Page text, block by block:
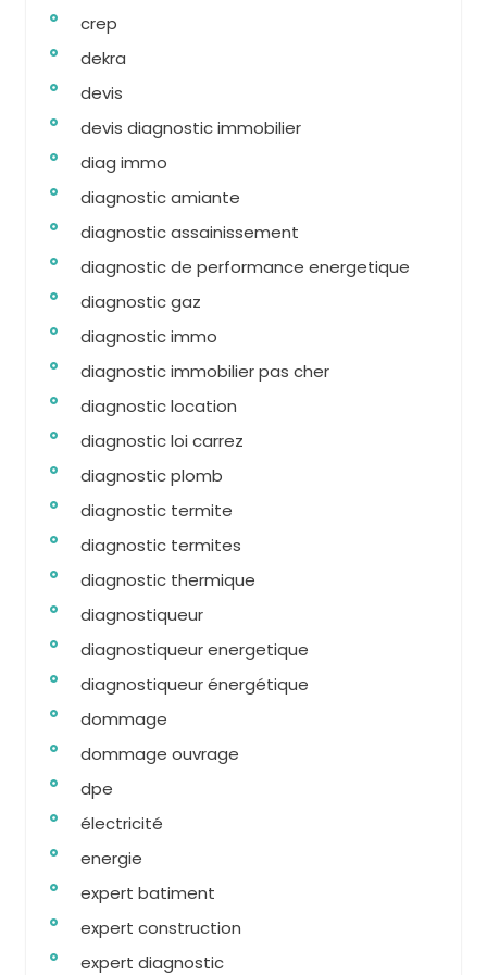
crep
dekra
devis
devis diagnostic immobilier
diag immo
diagnostic amiante
diagnostic assainissement
diagnostic de performance energetique
diagnostic gaz
diagnostic immo
diagnostic immobilier pas cher
diagnostic location
diagnostic loi carrez
diagnostic plomb
diagnostic termite
diagnostic termites
diagnostic thermique
diagnostiqueur
diagnostiqueur energetique
diagnostiqueur énergétique
dommage
dommage ouvrage
dpe
électricité
energie
expert batiment
expert construction
expert diagnostic